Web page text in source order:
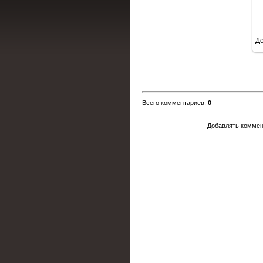
Всего комментариев: 0
Добавлять